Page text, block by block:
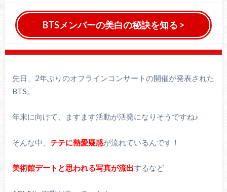
BTSメンバーの美白の秘訣を知る >
先日、2年ぶりのオフラインコンサートの開催が発表された
BTS。
年末に向けて、ますます活動が活発になりそうですね♪
そんな中、 テテに熱愛疑惑が流れているんです！
美術館デートと思われる写真が流出するなど